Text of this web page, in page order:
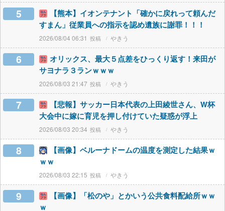
5
【熊本】イオンテナント「確かに戻れって頼んだ
すまん」従業員への指示を認め遺族に謝罪！！！
2026/08/04 06:31 やきう
6
オリックス、最大５点差をひっくり返す！来田が
サヨナラ３ランｗｗｗ
2026/08/03 21:47 やきう
7
【悲報】サッカー日本代表の上田綾世さん、W杯
大会中に嫁に育児を押し付けていた疑惑が浮上
2026/08/03 20:34 やきう
8
【画像】ベルーナドームの温度を測定した結果ｗ
ｗｗ
2026/08/03 22:15 やきう
9
【画像】「松のや」とかいう公共食料配給所ｗｗ
ｗ